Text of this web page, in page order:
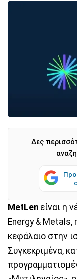
Δες
MetLen είναι η
Energy & Metals,
κεφάλαιο στην
Συγκεκριμένα,